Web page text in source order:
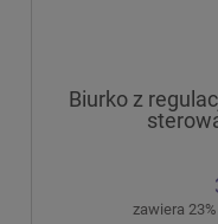
Biurko z
zawiera